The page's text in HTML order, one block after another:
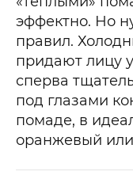
эффектно. Но
правил.
придают лицу
сперва
под глазами
помаде, в
оранжевый